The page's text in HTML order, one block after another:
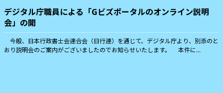
デジタル庁職員による「Gビズポータルのオンライン説明
会」の開
今般、日本行政書士会連合会（日行連）を通じて、デジタル庁より、別添のと
おり説明会のご案内がございましたのでお知らせいたします。 本件に...